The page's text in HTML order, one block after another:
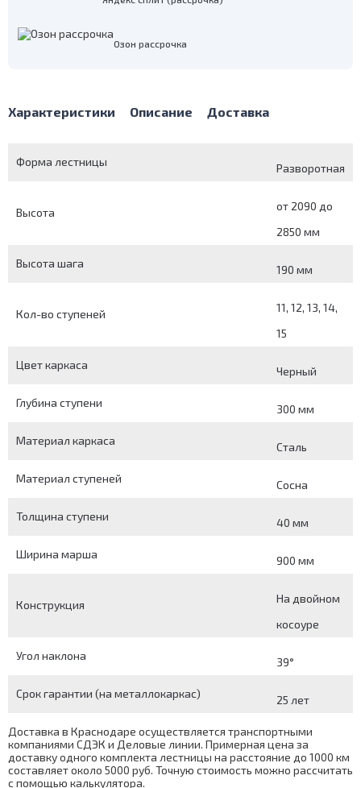
Озон рассрочка
Характеристики Описание Доставка
Форма лестницы Разворотная
Высота
от 2090 до
2850 мм
Высота шага 190 мм
Кол-во ступеней
11, 12, 13, 14,
15
Цвет каркаса Черный
Глубина ступени 300 мм
Материал каркаса Сталь
Материал ступеней Сосна
Толщина ступени 40 мм
Ширина марша 900 мм
Конструкция
На двойном
косоуре
Угол наклона 39°
Срок гарантии (на металлокаркас) 25 лет
Доставка в Краснодаре осуществляется транспортными
компаниями СДЭК и Деловые линии. Примерная цена за
доставку одного комплекта лестницы на расстояние до 1000 км
составляет около 5000 руб. Точную стоимость можно рассчитать
с помощью калькулятора.